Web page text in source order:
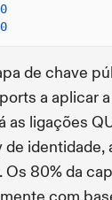
de chave
a aplicar
as ligações
80% da